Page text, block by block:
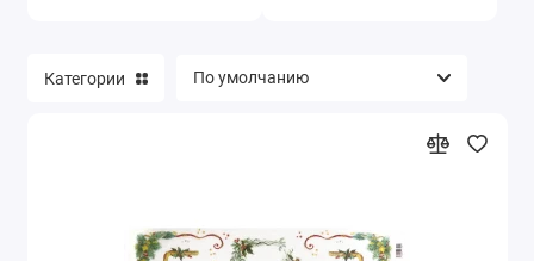
Категории